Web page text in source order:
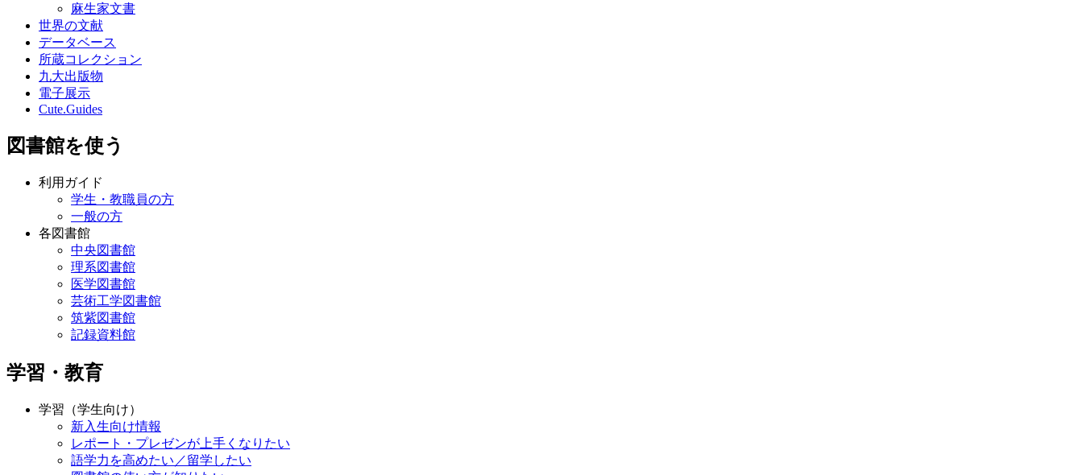
麻生家文書
世界の文献
データベース
所蔵コレクション
九大出版物
電子展示
Cute.Guides
図書館を使う
利用ガイド
学生・教職員の方
一般の方
各図書館
中央図書館
理系図書館
医学図書館
芸術工学図書館
筑紫図書館
記録資料館
学習・教育
学習（学生向け）
新入生向け情報
レポート・プレゼンが上手くなりたい
語学力を高めたい／留学したい